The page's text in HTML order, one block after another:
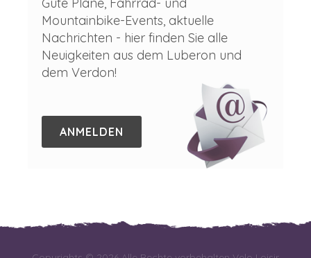
Mountainbike-Events, aktuelle
Nachrichten - hier finden Sie alle
Neuigkeiten aus dem Luberon und
dem Verdon!
ANMELDEN